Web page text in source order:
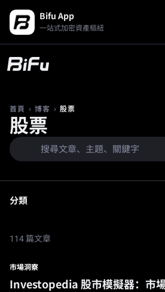
Bifu App
一站式加密資產樞紐
首頁 › 博客 › 股票
股票
分類
114 篇文章
市場洞察
Investopedia 股市模擬器：市